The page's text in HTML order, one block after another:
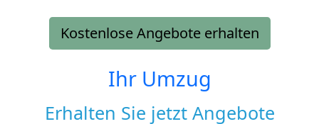
Kostenlose Angebote erhalten
Ihr Umzug
Erhalten Sie jetzt Angebote